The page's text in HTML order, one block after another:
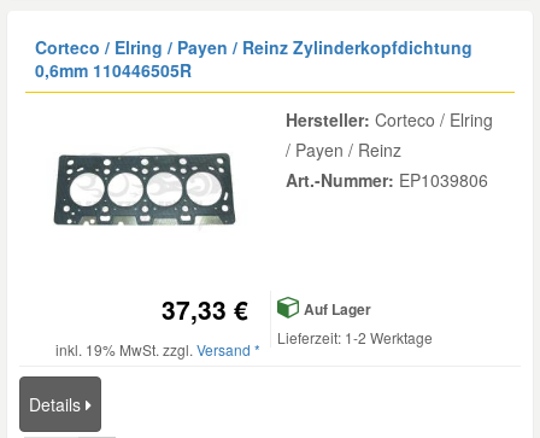
Corteco / Elring / Payen / Reinz Zylinderkopfdichtung
0,6mm 110446505R
Hersteller: Corteco / Elring
/ Payen / Reinz
Art.-Nummer: EP1039806
37,33 €
inkl. 19% MwSt. zzgl. Versand *
Auf Lager
Lieferzeit: 1-2 Werktage
Details